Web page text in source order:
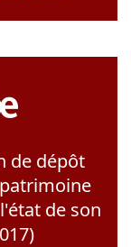
de dépôt
de son